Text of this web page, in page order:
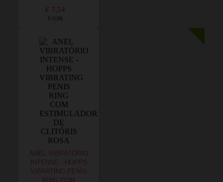
€ 7,54
€ 9,08
ANEL VIBRATÓRIO
INTENSE - HOPPS
VIBRATING PENIS
RING COM